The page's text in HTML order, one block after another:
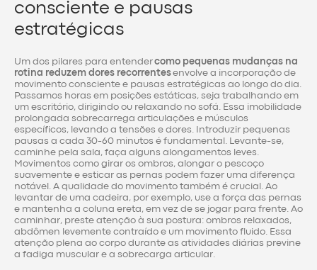
consciente e pausas
estratégicas
Um dos pilares para entendercomo pequenas mudanças na
rotina reduzem dores recorrentesenvolve a incorporação de
movimento consciente e pausas estratégicas ao longo do dia.
Passamos horas em posições estáticas, seja trabalhando em
um escritório, dirigindo ou relaxando no sofá. Essa imobilidade
prolongada sobrecarrega articulações e músculos
específicos, levando a tensões e dores. Introduzir pequenas
pausas a cada 30-60 minutos é fundamental. Levante-se,
caminhe pela sala, faça alguns alongamentos leves.
Movimentos como girar os ombros, alongar o pescoço
suavemente e esticar as pernas podem fazer uma diferença
notável. A qualidade do movimento também é crucial. Ao
levantar de uma cadeira, por exemplo, use a força das pernas
e mantenha a coluna ereta, em vez de se jogar para frente. Ao
caminhar, preste atenção à sua postura: ombros relaxados,
abdômen levemente contraído e um movimento fluido. Essa
atenção plena ao corpo durante as atividades diárias previne
a fadiga muscular e a sobrecarga articular.